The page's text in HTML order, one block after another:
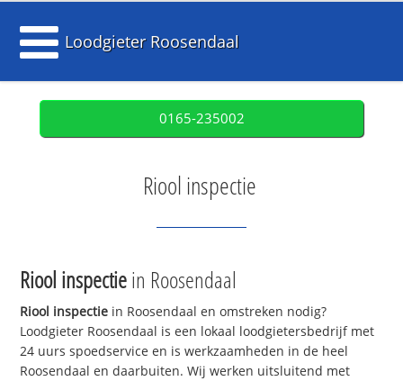
Loodgieter Roosendaal
0165-235002
Riool inspectie
Riool inspectiein Roosendaal
Riool inspectie in Roosendaal en omstreken nodig?
Loodgieter Roosendaal is een lokaal loodgietersbedrijf met
24 uurs spoedservice en is werkzaamheden in de heel
Roosendaal en daarbuiten. Wij werken uitsluitend met